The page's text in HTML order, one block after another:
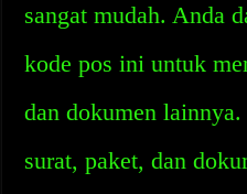
sangat mudah. Anda
kode pos ini untuk
dan dokumen
surat, paket, dan